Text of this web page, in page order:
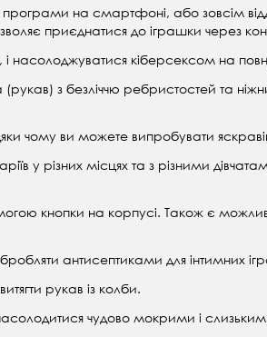
на смартфоні, або зовсім
приєднатися до іграшки через
насолоджуватися кіберсексом на
з безліччю ребристостей та
чому ви можете випробувати
у різних місцях та з різними
кнопки на корпусі. Також є
антисептиками для інтимних
рукав із колби.
чудово мокрими і